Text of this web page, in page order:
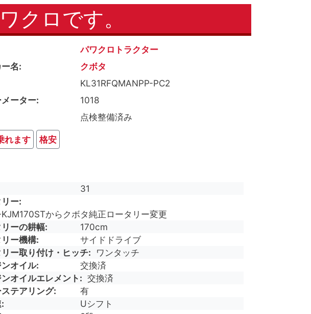
クロです。
パワクロトラクター
名
クボタ
KL31RFQMANPP-PC2
ーター
1018
点検整備済み
れます 格安
31
リー
KJM170STからクボタ純正ロータリー変更
リーの耕幅
170cm
リー機構
サイドドライブ
リー取り付け・ヒッチ
ワンタッチ
オイル
交換済
オイルエレメント
交換済
テアリング
有
Uシフト